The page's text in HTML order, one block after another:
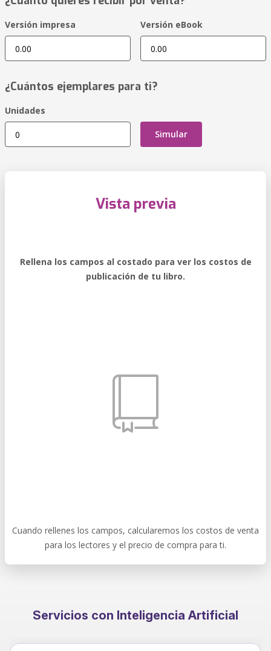
Versión impresa Versión eBook
¿Cuántos ejemplares para ti?
Unidades
Simular
Vista previa
Rellena los campos al costado para ver los costos de
publicación de tu libro.
Cuando rellenes los campos, calcularemos los costos de venta
para los lectores y el precio de compra para ti.
Servicios con Inteligencia Artificial